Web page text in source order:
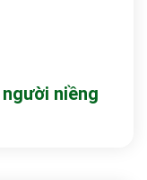
niềng